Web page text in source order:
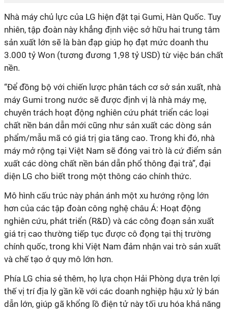
Nhà máy chủ lực của LG hiện đặt tại Gumi, Hàn Quốc. Tuy
nhiên, tập đoàn này khẳng định việc sở hữu hai trung tâm
sản xuất lớn sẽ là bàn đạp giúp họ đạt mức doanh thu
3.000 tỷ Won (tương đương 1,98 tỷ USD) từ việc bán chất
nền.
“Để đồng bộ với chiến lược phân tách cơ sở sản xuất, nhà
máy Gumi trong nước sẽ được định vị là nhà máy mẹ,
chuyên trách hoạt động nghiên cứu phát triển các loại
chất nền bán dẫn mới cũng như sản xuất các dòng sản
phẩm/mẫu mã có giá trị gia tăng cao. Trong khi đó, nhà
máy mở rộng tại Việt Nam sẽ đóng vai trò là cứ điểm sản
xuất các dòng chất nền bán dẫn phổ thông đại trà”, đại
diện LG cho biết trong một thông cáo chính thức.
Mô hình cấu trúc này phản ánh một xu hướng rộng lớn
hơn của các tập đoàn công nghệ châu Á: Hoạt động
nghiên cứu, phát triển (R&D) và các công đoạn sản xuất
giá trị cao thường tiếp tục được cô đọng tại thị trường
chính quốc, trong khi Việt Nam đảm nhận vai trò sản xuất
và chế tạo ở quy mô lớn hơn.
Phía LG chia sẻ thêm, họ lựa chọn Hải Phòng dựa trên lợi
thế vị trí địa lý gần kề với các doanh nghiệp hậu xử lý bán
dẫn lớn, giúp gã khổng lồ điện tử này tối ưu hóa khả năng